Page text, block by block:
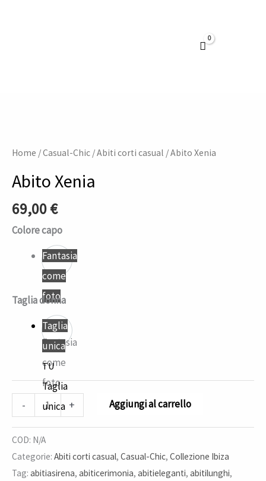
Home /Casual-Chic /Abiti corti casual / Abito Xenia
Abito Xenia
69,00€
Colore capo
Fantasia
come
foto
Fantasia
come
foto
Taglia donna
Taglia
unica
TU
Taglia
unica
-
quantità
+ Aggiungi al carrello
COD: N/A
Categorie: Abiti corti casual, Casual-Chic, Collezione Ibiza
Tag: abitiasirena, abiticerimonia, abitieleganti, abitilunghi,